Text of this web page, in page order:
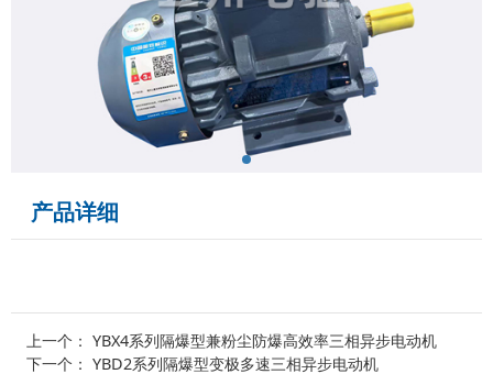
产品详细
上一个：YBX4系列隔爆型兼粉尘防爆高效率三相异步电动机
下一个：YBD2系列隔爆型变极多速三相异步电动机